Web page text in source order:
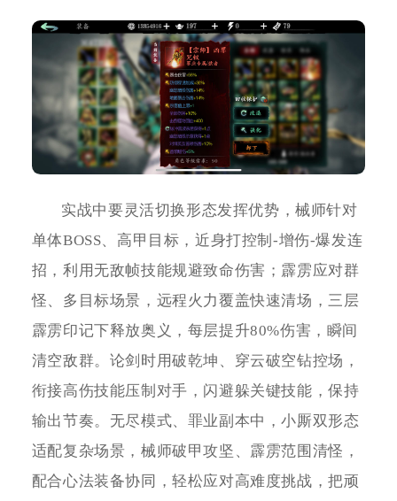
实战中要灵活切换形态发挥优势，械师针对
单体BOSS、高甲目标，近身打控制-增伤-爆发连
招，利用无敌帧技能规避致命伤害；霹雳应对群
怪、多目标场景，远程火力覆盖快速清场，三层
霹雳印记下释放奥义，每层提升80%伤害，瞬间
清空敌群。论剑时用破乾坤、穿云破空钻控场，
衔接高伤技能压制对手，闪避躲关键技能，保持
输出节奏。无尽模式、罪业副本中，小厮双形态
适配复杂场景，械师破甲攻坚、霹雳范围清怪，
配合心法装备协同，轻松应对高难度挑战，把顽